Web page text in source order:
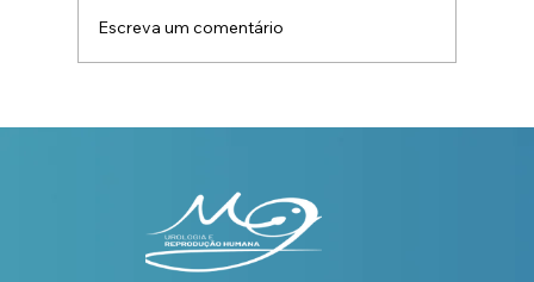
Escreva um comentário